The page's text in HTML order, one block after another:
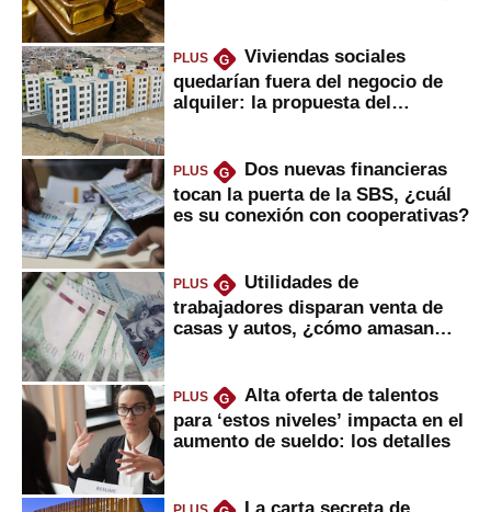
PLUS G
Viviendas sociales
quedarían fuera del negocio de
alquiler: la propuesta del
PLUS G
Dos nuevas financieras
tocan la puerta de la SBS, ¿cuál
es su conexión con cooperativas?
PLUS G
Utilidades de
trabajadores disparan venta de
casas y autos, ¿cómo amasan
PLUS G
Alta oferta de talentos
para ‘estos niveles’ impacta en el
aumento de sueldo: los detalles